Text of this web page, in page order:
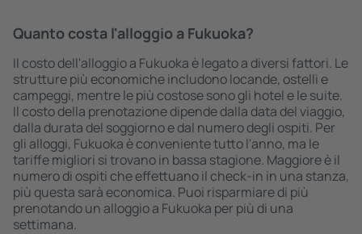
Quanto costa l'alloggio a Fukuoka?
Il costo dell'alloggio a Fukuoka è legato a diversi fattori. Le
strutture più economiche includono locande, ostelli e
campeggi, mentre le più costose sono gli hotel e le suite.
Il costo della prenotazione dipende dalla data del viaggio,
dalla durata del soggiorno e dal numero degli ospiti. Per
gli alloggi, Fukuoka è conveniente tutto l'anno, ma le
tariffe migliori si trovano in bassa stagione. Maggiore è il
numero di ospiti che effettuano il check-in in una stanza,
più questa sarà economica. Puoi risparmiare di più
prenotando un alloggio a Fukuoka per più di una
settimana.